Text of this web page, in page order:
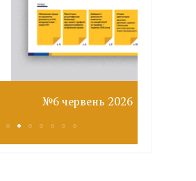
№6 червень 2026